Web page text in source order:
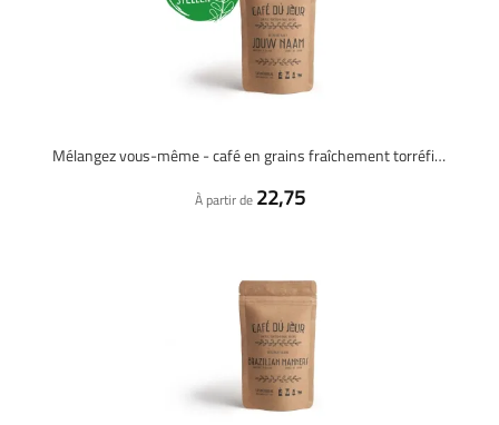
Mélangez vous-même - café en grains fraîchement torréfié - 1 kg
À partir de 22,75